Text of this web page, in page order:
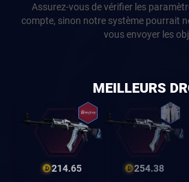
Assurez-vous de vérifier les
compte, sinon notre système pourrait
vous envoyer les
MEILLEURS
214.65 254.38